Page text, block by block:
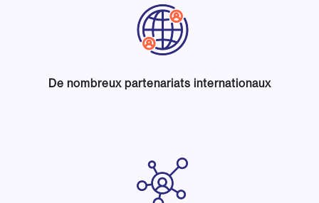
De nombreux partenariats internationaux